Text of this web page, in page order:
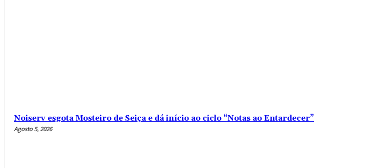
Noiserv esgota Mosteiro de Seiça e dá início ao ciclo “Notas ao Entardecer”
Agosto 5, 2026